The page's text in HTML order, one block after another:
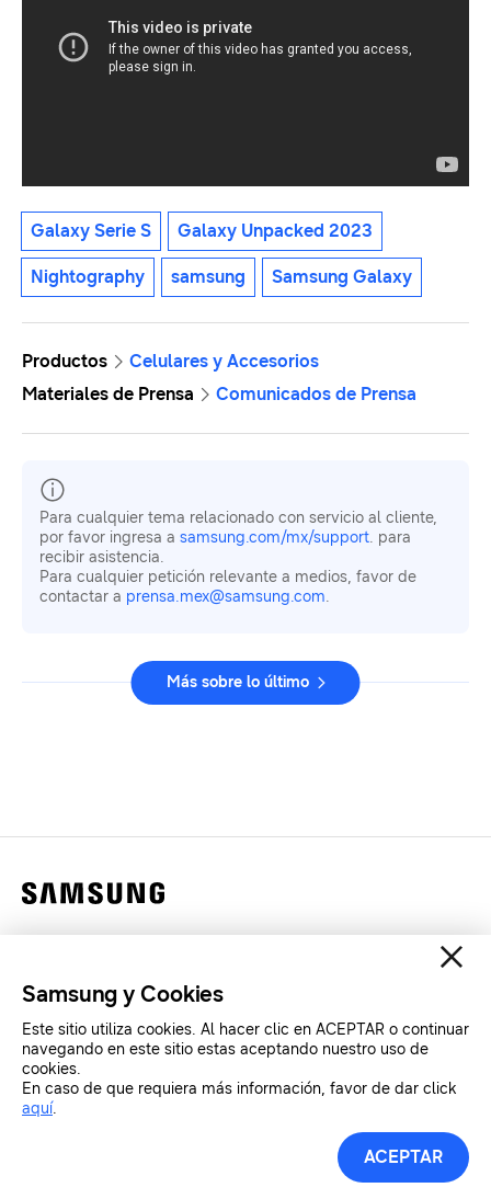
Galaxy Serie S Galaxy Unpacked 2023
Nightography samsung Samsung Galaxy
Productos
Celulares y Accesorios
Materiales de Prensa
Comunicados de Prensa
Para cualquier tema relacionado con servicio al cliente,
por favor ingresa a samsung.com/mx/support. para
recibir asistencia.
Para cualquier petición relevante a medios, favor de
contactar a prensa.mex@samsung.com.
Más sobre lo último
Legales
SAMSUNG.COM
Copyright© SAMSUNG All Rights Reserved.
Samsung y Cookies
Este sitio utiliza cookies. Al hacer clic en ACEPTAR o continuar
navegando en este sitio estas aceptando nuestro uso de
cookies.
En caso de que requiera más información, favor de dar click
aquí.
ACEPTAR